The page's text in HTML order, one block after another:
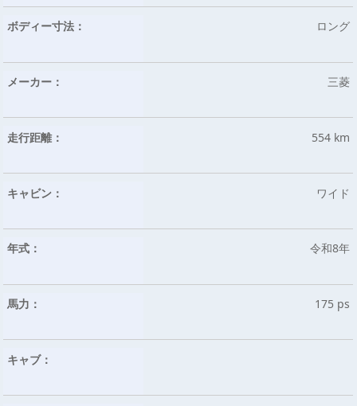
ボディー寸法： ロング
メーカー： 三菱
走行距離： 554 km
キャビン： ワイド
年式： 令和8年
馬力： 175 ps
キャブ：